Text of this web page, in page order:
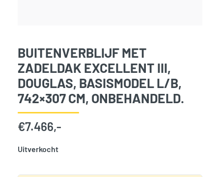
BUITENVERBLIJF MET
ZADELDAK EXCELLENT III,
DOUGLAS, BASISMODEL L/B,
742×307 CM, ONBEHANDELD.
€7.466,-
Uitverkocht